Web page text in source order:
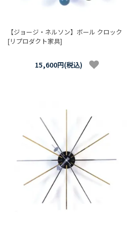
【ジョージ・ネルソン】ボール クロック
[リプロダクト家具]
15,600円(税込)